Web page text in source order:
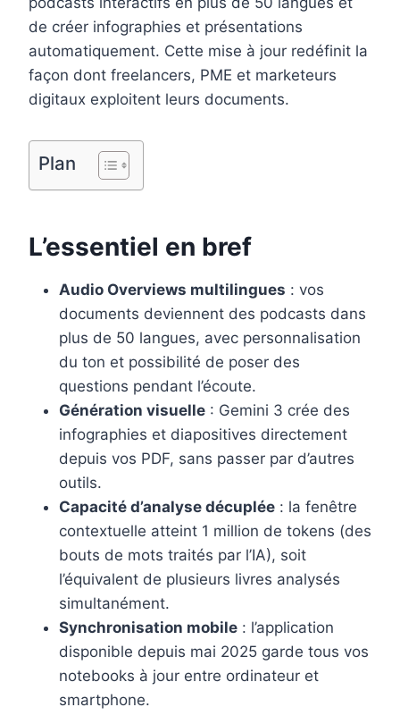
b
o
o
k
e
r
e
s
e
d
I
n
l
r
l
de créer infographies et présentations
automatiquement. Cette mise à jour redéfinit la
façon dont freelancers, PME et marketeurs
digitaux exploitent leurs documents.
Plan
L’essentiel en bref
Audio Overviews multilingues : vos
documents deviennent des podcasts dans
plus de 50 langues, avec personnalisation
du ton et possibilité de poser des
questions pendant l’écoute.
Génération visuelle : Gemini 3 crée des
infographies et diapositives directement
depuis vos PDF, sans passer par d’autres
outils.
Capacité d’analyse décuplée : la fenêtre
contextuelle atteint 1 million de tokens (des
bouts de mots traités par l’IA), soit
l’équivalent de plusieurs livres analysés
simultanément.
Synchronisation mobile : l’application
disponible depuis mai 2025 garde tous vos
notebooks à jour entre ordinateur et
smartphone.